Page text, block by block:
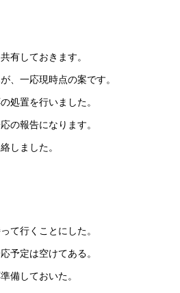
有しておきます。
、一応現時点の案です。
処置を行いました。
の報告になります。
しました。
て行くことにした。
予定は空けてある。
備しておいた。